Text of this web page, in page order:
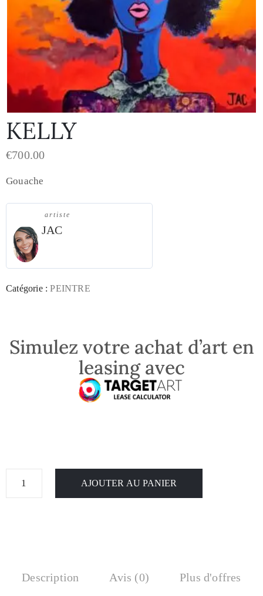
KELLY
€700.00
Gouache
artiste
JAC
Catégorie :PEINTRE
Simulez votre achat d’art en
leasing avec
AJOUTER AU PANIER
Description Avis (0) Plus d'offres